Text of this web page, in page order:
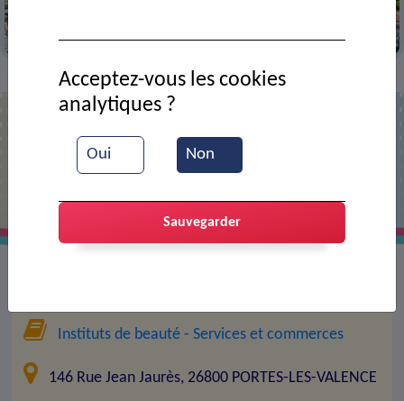
> Contact >SPLENDIDE BEAUTE
SPLENDIDE BEAUTE
Instituts de beauté - Services et commerces
146 Rue Jean Jaurès, 26800 PORTES-LES-VALENCE
Oui Non
Acceptez-vous les cookies
analytiques ?
Sauvegarder